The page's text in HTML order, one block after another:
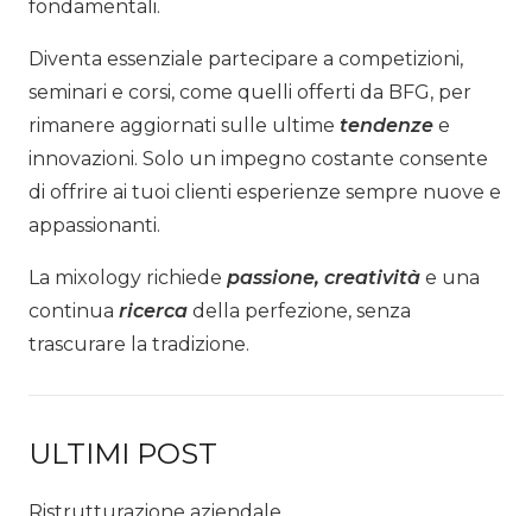
fondamentali.
Diventa essenziale partecipare a competizioni,
seminari e corsi, come quelli offerti da BFG, per
rimanere aggiornati sulle ultime tendenze e
innovazioni. Solo un impegno costante consente
di offrire ai tuoi clienti esperienze sempre nuove e
appassionanti.
La mixology richiede passione, creatività e una
continua ricerca della perfezione, senza
trascurare la tradizione.
ULTIMI POST